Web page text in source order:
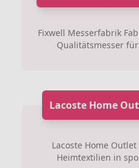
Fixwell Messerfabrik
Qualitätsmesser
Lacoste Home
Lacoste Home
Heimtextilien in